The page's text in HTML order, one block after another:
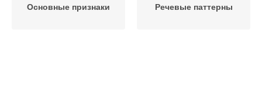
Основные признаки Речевые паттерны